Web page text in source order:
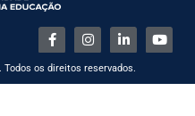
os direitos reservados.